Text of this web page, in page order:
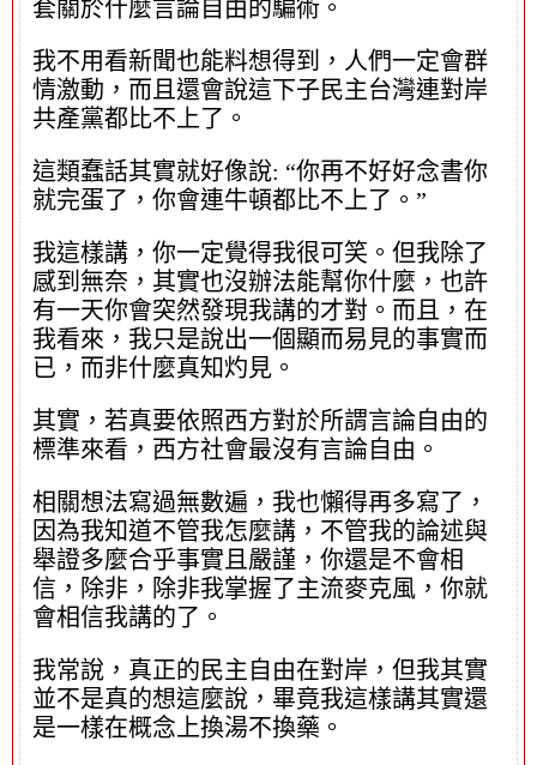
套關於什麼言論自由的騙術。
我不用看新聞也能料想得到，人們一定會群
情激動，而且還會說這下子民主台灣連對岸
共產黨都比不上了。
這類蠢話其實就好像說: “你再不好好念書你
就完蛋了，你會連牛頓都比不上了。”
我這樣講，你一定覺得我很可笑。但我除了
感到無奈，其實也沒辦法能幫你什麼，也許
有一天你會突然發現我講的才對。而且，在
我看來，我只是說出一個顯而易見的事實而
已，而非什麼真知灼見。
其實，若真要依照西方對於所謂言論自由的
標準來看，西方社會最沒有言論自由。
相關想法寫過無數遍，我也懶得再多寫了，
因為我知道不管我怎麼講，不管我的論述與
舉證多麼合乎事實且嚴謹，你還是不會相
信，除非，除非我掌握了主流麥克風，你就
會相信我講的了。
我常說，真正的民主自由在對岸，但我其實
並不是真的想這麼說，畢竟我這樣講其實還
是一樣在概念上換湯不換藥。